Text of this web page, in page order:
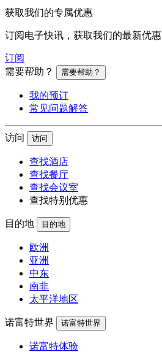
获取我们的专属优惠
订阅电子快讯，获取我们的最新优惠
订阅
需要帮助？
需要帮助？
我的预订
常见问题解答
访问 访问
查找酒店
查找餐厅
查找会议室
查找特别优惠
目的地 目的地
欧洲
亚洲
中东
南非
太平洋地区
诺富特世界 诺富特世界
诺富特体验